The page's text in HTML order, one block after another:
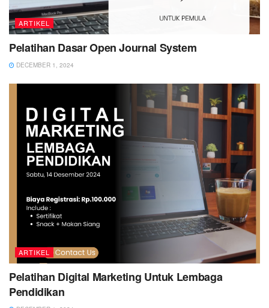
ARTIKEL
Pelatihan Dasar Open Journal System
DECEMBER 1, 2024
ARTIKEL
Pelatihan Digital Marketing Untuk Lembaga
Pendidikan